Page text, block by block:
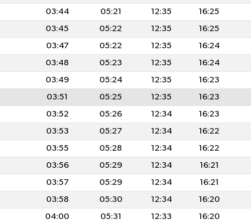
03:44 05:21 12:35 16:25
03:45 05:22 12:35 16:25
03:47 05:22 12:35 16:24
03:48 05:23 12:35 16:24
03:49 05:24 12:35 16:23
03:51 05:25 12:35 16:23
03:52 05:26 12:34 16:23
03:53 05:27 12:34 16:22
03:55 05:28 12:34 16:22
03:56 05:29 12:34 16:21
03:57 05:29 12:34 16:21
03:58 05:30 12:34 16:20
04:00 05:31 12:33 16:20